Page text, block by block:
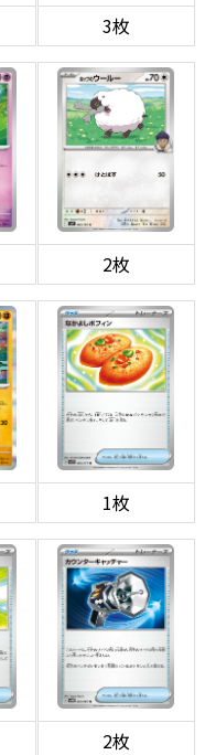
3枚
2枚
1枚
2枚